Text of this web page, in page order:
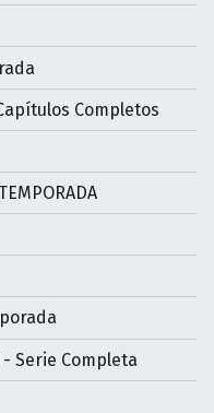
Completos
Serie Completa